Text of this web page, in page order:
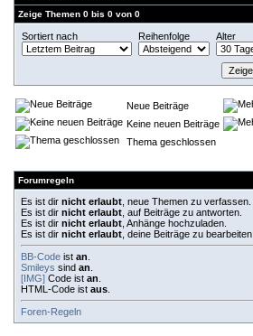
Zeige Themen 0 bis 0 von 0
Sortiert nach Reihenfolge Alter
Neue Beiträge
Keine neuen Beiträge
Thema geschlossen
Forumregeln
Es ist dir nicht erlaubt , neue Themen zu verfassen.
Es ist dir nicht erlaubt , auf Beiträge zu antworten.
Es ist dir nicht erlaubt , Anhänge hochzuladen.
Es ist dir nicht erlaubt , deine Beiträge zu bearbeiten.
BB-Code ist an
Smileys sind an
[IMG] Code ist an
HTML-Code ist aus
Foren-Regeln